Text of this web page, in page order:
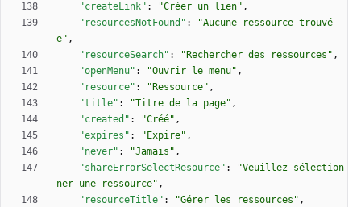
"createLink" : "Créer un lien" ,
"resourcesNotFound" :
"Aucune ressource trouvé
e" ,
"resourceSearch" : "Rechercher des ressources" ,
"openMenu" : "Ouvrir le menu" ,
"resource" : "Ressource" ,
"title" : "Titre de la page" ,
"created" : "Créé" ,
"expires" : "Expire" ,
"never" : "Jamais" ,
"shareErrorSelectResource" :
"Veuillez sélection
ner une ressource" ,
"resourceTitle" : "Gérer les ressources" ,